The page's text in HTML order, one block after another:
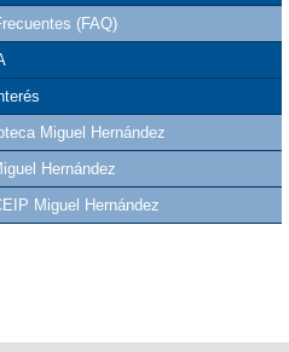
(FAQ)
Miguel Hernández
Hernández
Miguel Hernández